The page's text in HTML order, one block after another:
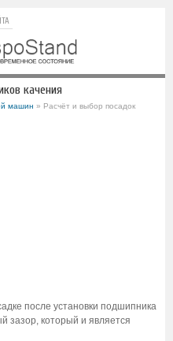
качения
машин » Расчёт и выбор посадок
после установки подшипника
зазор, который и является